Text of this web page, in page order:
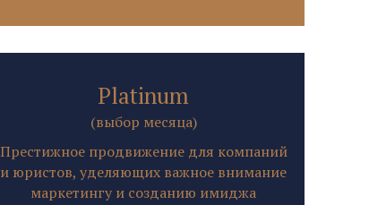
Platinum
(выбор месяца)
Престижное продвижение для компаний
и юристов, уделяющих важное внимание
маркетингу и созданию имиджа